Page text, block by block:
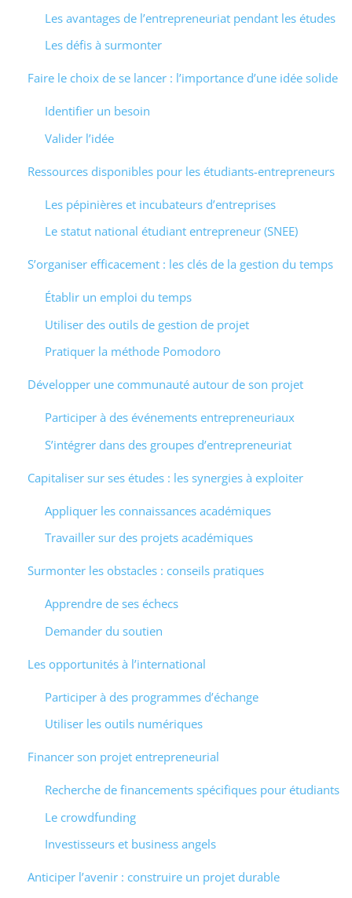
Les avantages de l’entrepreneuriat pendant les études
Les défis à surmonter
Faire le choix de se lancer : l’importance d’une idée solide
Identifier un besoin
Valider l’idée
Ressources disponibles pour les étudiants-entrepreneurs
Les pépinières et incubateurs d’entreprises
Le statut national étudiant entrepreneur (SNEE)
S’organiser efficacement : les clés de la gestion du temps
Établir un emploi du temps
Utiliser des outils de gestion de projet
Pratiquer la méthode Pomodoro
Développer une communauté autour de son projet
Participer à des événements entrepreneuriaux
S’intégrer dans des groupes d’entrepreneuriat
Capitaliser sur ses études : les synergies à exploiter
Appliquer les connaissances académiques
Travailler sur des projets académiques
Surmonter les obstacles : conseils pratiques
Apprendre de ses échecs
Demander du soutien
Les opportunités à l’international
Participer à des programmes d’échange
Utiliser les outils numériques
Financer son projet entrepreneurial
Recherche de financements spécifiques pour étudiants
Le crowdfunding
Investisseurs et business angels
Anticiper l’avenir : construire un projet durable